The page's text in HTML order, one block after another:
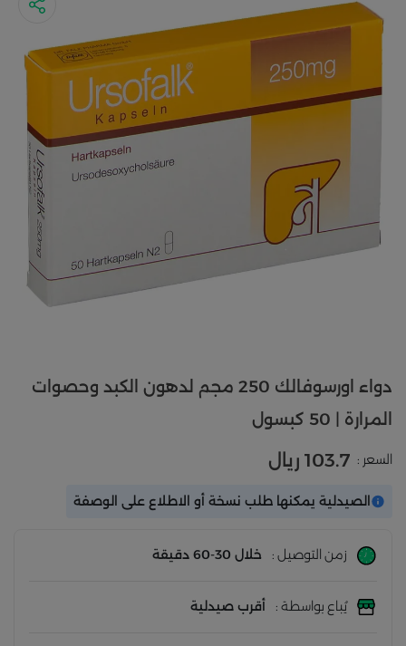
دواء اورسوفالك 250 مجم لدهون الكبد وحصوات
المرارة | 50 كبسول
السعر : 103.7 ريال
الصيدلية يمكنها طلب نسخة أو الاطلاع على الوصفة
زمن التوصيل : خلال 30-60 دقيقة
يُباع بواسطة : أقرب صيدلية